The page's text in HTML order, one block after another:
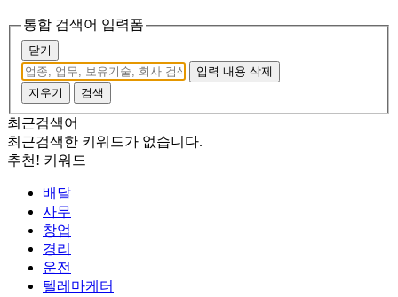
통합 검색어 입력폼
닫기
입력 내용 삭제
지우기
검색
최근검색어
최근검색한 키워드가 없습니다.
추천! 키워드
배달
사무
창업
경리
운전
텔레마케터